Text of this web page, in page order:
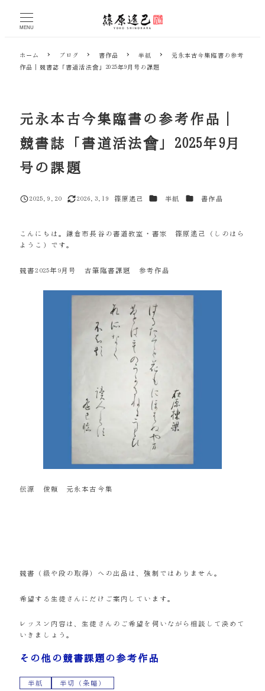
MENU
ホーム ブログ 書作品 半紙
元永本古今集臨書の参考
作品｜競書誌「書道活法會」2025年9月号の課題
元永本古今集臨書の参考作品｜
競書誌「書道活法會」2025年9月
号の課題
投稿日
2025.9.20
更新日
2026.3.19
篠原遙己 カテゴリー
半紙 カテゴリー
書作品
こんにちは。鎌倉市長谷の書道教室・書家 篠原遙己（しのはら
ようこ）です。
競書2025年9月号 古筆臨書課題 参考作品
伝源 俊頼 元永本古今集
競書（級や段の取得）への出品は、強制ではありません。
希望する生徒さんにだけご案内しています。
レッスン内容は、生徒さんのご希望を伺いながら相談して決めて
いきましょう。
その他の競書課題の参考作品
半紙 半切（条幅）